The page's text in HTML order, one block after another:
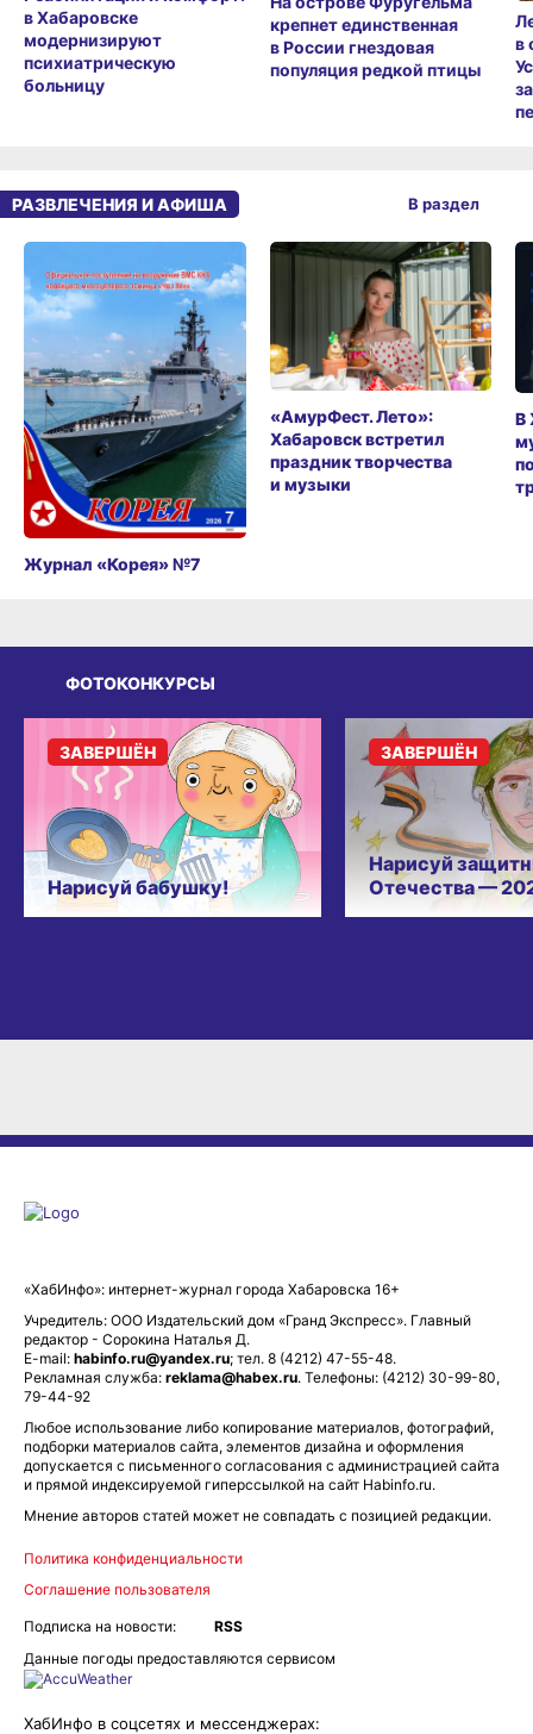
в Хабаровске
модернизируют
психиатрическую
больницу
крепнет единственная
в России гнездовая
популяция редкой птицы
в
РАЗВЛЕЧЕНИЯ И АФИША
Журнал «Корея» №7
«АмурФест. Лето»:
Хабаровск встретил
праздник творчества
и музыки
В
В раздел
ФОТОКОНКУРСЫ
Нарисуй бабушку!
ЗАВЕРШЁН
Нарисуй
Отечества —
ЗАВЕРШЁН
«ХабИнфо»: интернет-журнал города Хабаровска 16+
Учредитель: ООО Издательский дом «Гранд Экспресс». Главный
редактор - Сорокина Наталья Д.
E-mail: habinfo.ru@yandex.ru; тел. 8 (4212) 47-55-48.
Рекламная служба: reklama@habex.ru. Телефоны: (4212) 30-99-80,
79-44-92
Любое использование либо копирование материалов, фотографий,
подборки материалов сайта, элементов дизайна и оформления
допускается с письменного согласования с администрацией сайта
и прямой индексируемой гиперссылкой на сайт Habinfo.ru.
Мнение авторов статей может не совпадать с позицией редакции.
Политика конфиденциальности
Соглашение пользователя
Подписка на новости:
RSS
Данные погоды предоставляются сервисом
ХабИнфо в соцсетях и мессенджерах: